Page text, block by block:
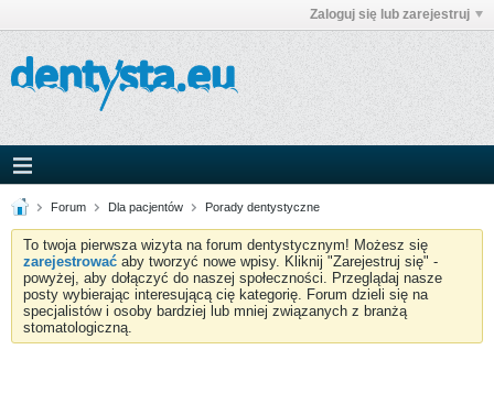
Zaloguj się lub zarejestruj
Forum Dla pacjentów Porady dentystyczne
To twoja pierwsza wizyta na forum dentystycznym! Możesz się
zarejestrować aby tworzyć nowe wpisy. Kliknij "Zarejestruj się" -
powyżej, aby dołączyć do naszej społeczności. Przeglądaj nasze
posty wybierając interesującą cię kategorię. Forum dzieli się na
specjalistów i osoby bardziej lub mniej związanych z branżą
stomatologiczną.